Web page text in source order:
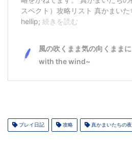
プレイ日記 攻略 真かまいたちの夜